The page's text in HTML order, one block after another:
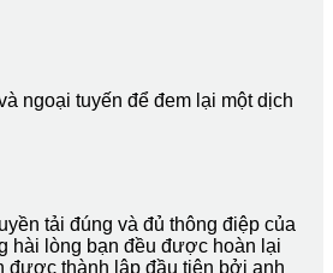
ngoại tuyến để đem lại một dịch
tải đúng và đủ thông điệp của
hài lòng bạn đều được hoàn lại
được thành lập đầu tiên bởi anh